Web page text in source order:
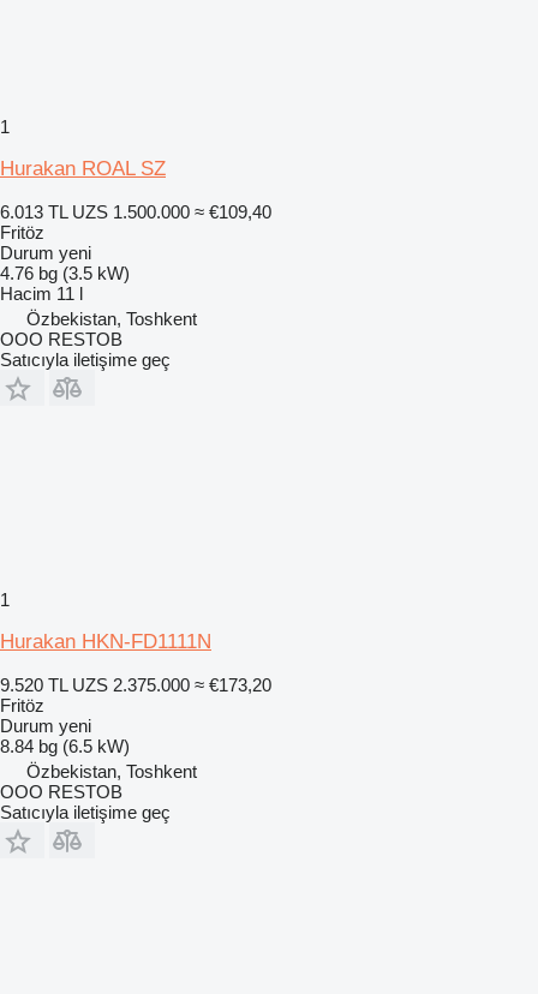
1
Hurakan ROAL SZ
6.013 TL UZS 1.500.000 ≈ €109,40
Fritöz
Durum yeni
4.76 bg (3.5 kW)
Hacim 11 l
Özbekistan, Toshkent
OOO RESTOB
Satıcıyla iletişime geç
1
Hurakan HKN-FD1111N
9.520 TL UZS 2.375.000 ≈ €173,20
Fritöz
Durum yeni
8.84 bg (6.5 kW)
Özbekistan, Toshkent
OOO RESTOB
Satıcıyla iletişime geç